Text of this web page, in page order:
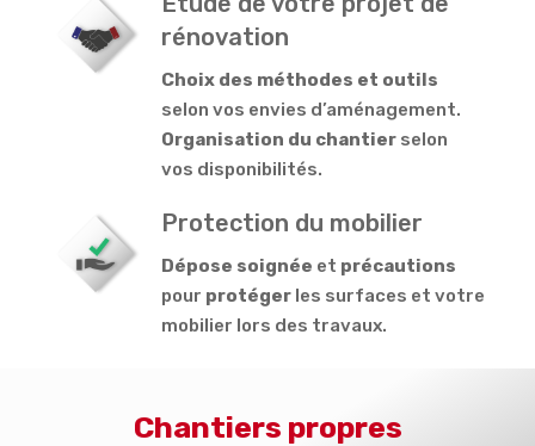
rénovation
Choix des méthodes et outils
selon vos envies d’aménagement.
Organisation du chantier selon
vos disponibilités.
Protection du mobilier
Dépose soignée et précautions
pour protéger les surfaces et votre
mobilier lors des travaux.
Chantiers propres